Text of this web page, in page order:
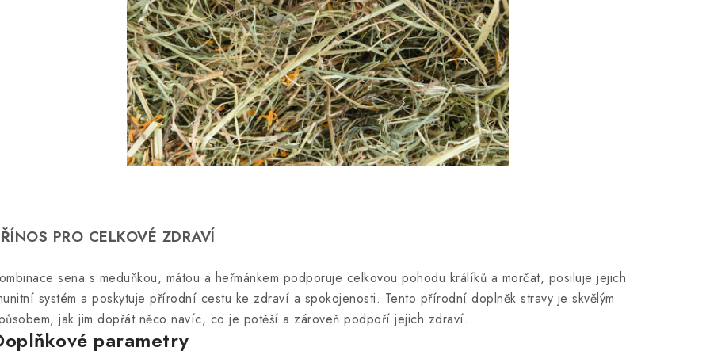
PRO CELKOVÉ ZDRAVÍ
sena s meduňkou, mátou a heřmánkem podporuje celkovou pohodu králíků a morčat, posiluje jejich
systém a poskytuje přírodní cestu ke zdraví a spokojenosti. Tento přírodní doplněk stravy je skvělým
jak jim dopřát něco navíc, co je potěší a zároveň podpoří jejich zdraví.
parametry